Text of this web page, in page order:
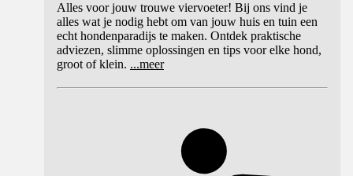
Alles voor jouw trouwe viervoeter! Bij ons vind je
alles wat je nodig hebt om van jouw huis en tuin een
echt hondenparadijs te maken. Ontdek praktische
adviezen, slimme oplossingen en tips voor elke hond,
groot of klein. ...meer